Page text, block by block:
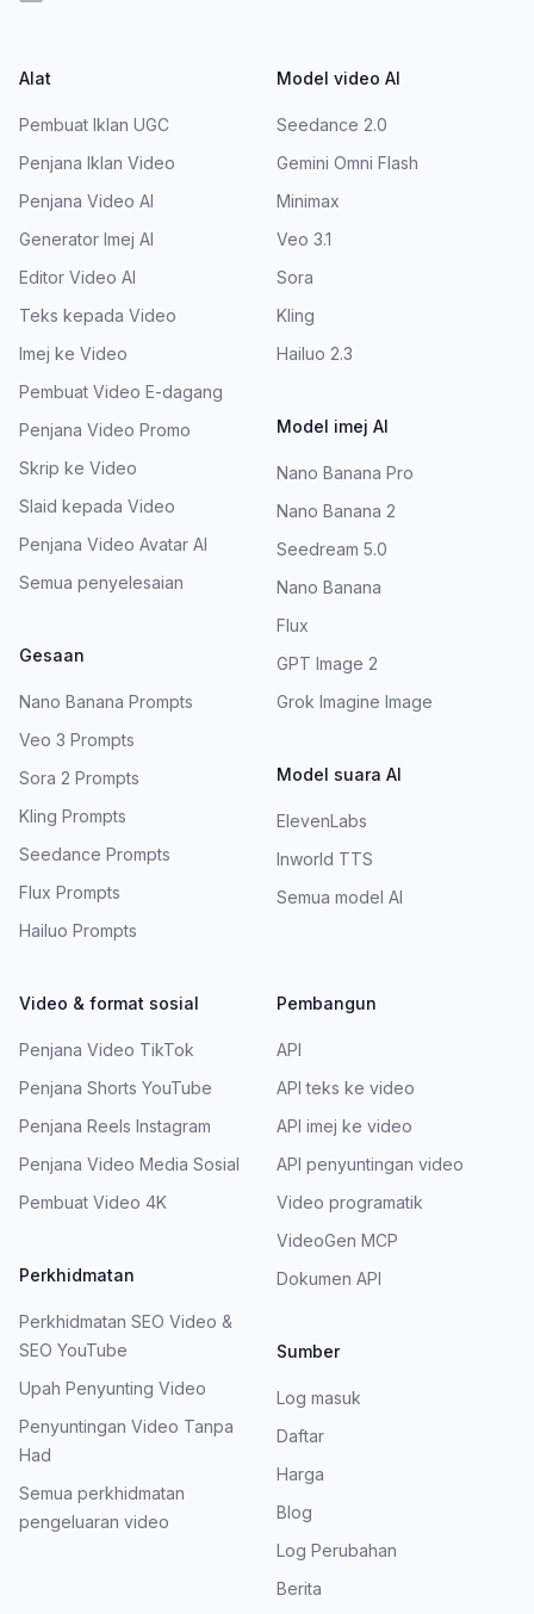
Alat
Pembuat Iklan UGC
Penjana Iklan Video
Penjana Video AI
Generator Imej AI
Editor Video AI
Teks kepada Video
Imej ke Video
Pembuat Video E-dagang
Penjana Video Promo
Skrip ke Video
Slaid kepada Video
Penjana Video Avatar AI
Semua penyelesaian
Gesaan
Nano Banana Prompts
Veo 3 Prompts
Sora 2 Prompts
Kling Prompts
Seedance Prompts
Flux Prompts
Hailuo Prompts
Model video AI
Seedance 2.0
Gemini Omni Flash
Minimax
Veo 3.1
Sora
Kling
Hailuo 2.3
Model imej AI
Nano Banana Pro
Nano Banana 2
Seedream 5.0
Nano Banana
Flux
GPT Image 2
Grok Imagine Image
Model suara AI
ElevenLabs
Inworld TTS
Semua model AI
Video & format sosial
Penjana Video TikTok
Penjana Shorts YouTube
Penjana Reels Instagram
Penjana Video Media Sosial
Pembuat Video 4K
Perkhidmatan
Perkhidmatan SEO Video &
SEO YouTube
Upah Penyunting Video
Penyuntingan Video Tanpa
Had
Semua perkhidmatan
pengeluaran video
Pembangun
API
API teks ke video
API imej ke video
API penyuntingan video
Video programatik
VideoGen MCP
Dokumen API
Sumber
Log masuk
Daftar
Harga
Blog
Log Perubahan
Berita